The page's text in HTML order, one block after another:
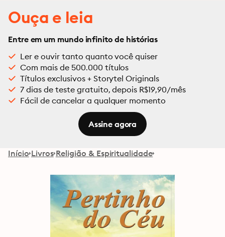
Ouça e leia
Entre em um mundo infinito de histórias
Ler e ouvir tanto quanto você quiser
Com mais de 500.000 títulos
Títulos exclusivos + Storytel Originals
7 dias de teste gratuito, depois R$19,90/mês
Fácil de cancelar a qualquer momento
Assine agora
Início Livros Religião & Espiritualidade